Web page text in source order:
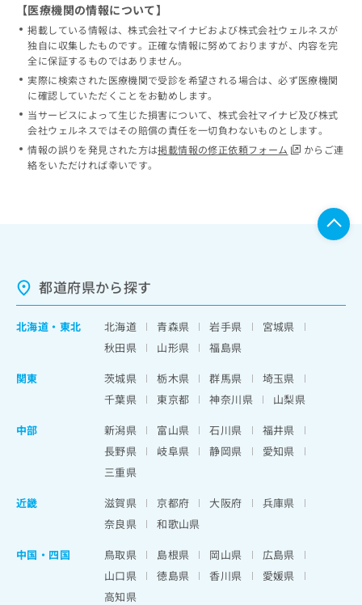
【医療機関の情報について】
掲載している情報は、株式会社マイナビおよび株式会社ウェルネスが
独自に収集したものです。正確な情報に努めておりますが、内容を完
全に保証するものではありません。
実際に検索された医療機関で受診を希望される場合は、必ず医療機関
に確認していただくことをお勧めします。
当サービスによって生じた損害について、株式会社マイナビ及び株式
会社ウェルネスではその賠償の責任を一切負わないものとします。
情報の誤りを発見された方は掲載情報の修正依頼フォーム
からご連
絡をいただければ幸いです。
都道府県から探す
北海道 ・ 東北 北海道 青森県 岩手県
宮城県
秋田県
山形県
福島県
関東
茨城県 栃木県 群馬県
埼玉県
千葉県
東京都 神奈川県
山梨県
中部
新潟県 富山県 石川県
福井県
長野県
岐阜県 静岡県
愛知県
三重県
近畿
滋賀県 京都府 大阪府
兵庫県
奈良県
和歌山県
中国・四国
鳥取県 島根県 岡山県
広島県
山口県
徳島県 香川県
愛媛県
高知県